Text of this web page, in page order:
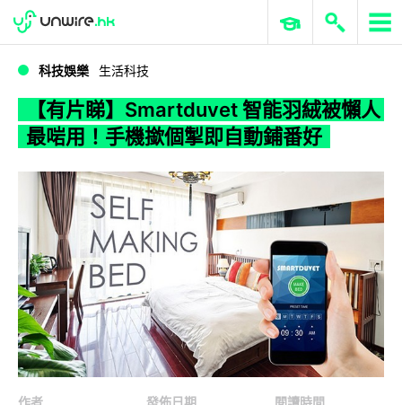
WWDC 2026 ERP 與商業 AI
科技娛樂 生活科技
【有片睇】Smartduvet 智能羽絨被懶人
最啱用！手機撳個掣即自動鋪番好